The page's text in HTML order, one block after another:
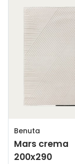
Benuta
Mars crema
200x290